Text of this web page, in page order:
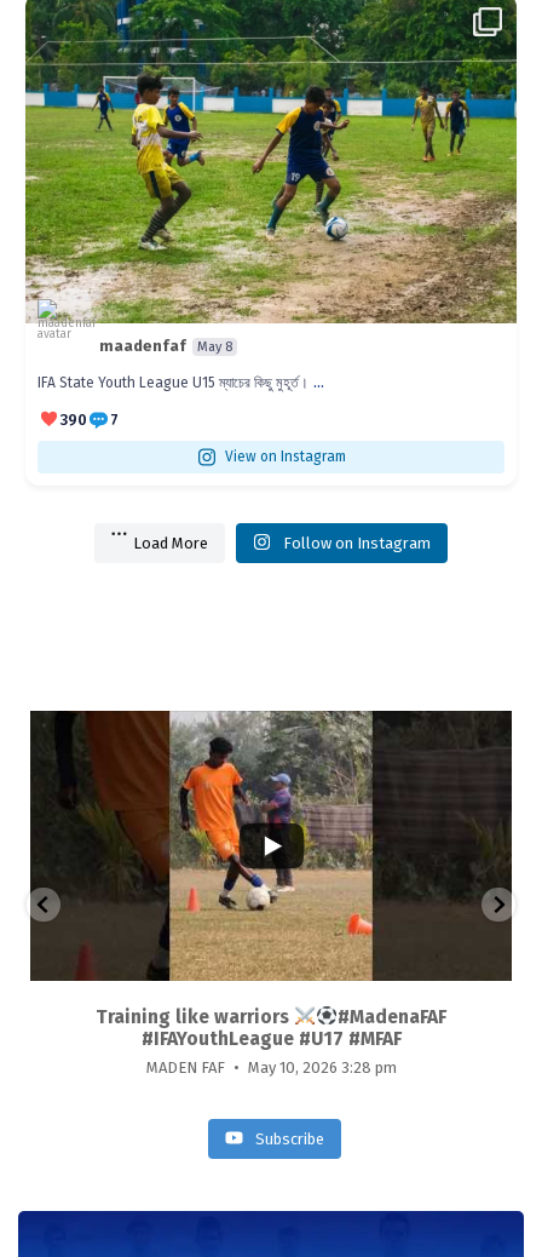
IFA State Youth League U15 ম্যাচের কিছু মুহূর্ত।...
390 7
maadenfaf May 8
IFA State Youth League U15 ম্যাচের কিছু মুহূর্ত। ...
390 7
View on Instagram
Load More Follow on Instagram
Training like warriors
#MadenaFAF
#IFAYouthLeague #U17 #MFAF
MADEN FAF May 10, 2026 3:28 pm
YouTube Video
Subscribe